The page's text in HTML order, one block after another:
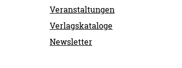
Veranstaltungen
Verlagskataloge
Newsletter